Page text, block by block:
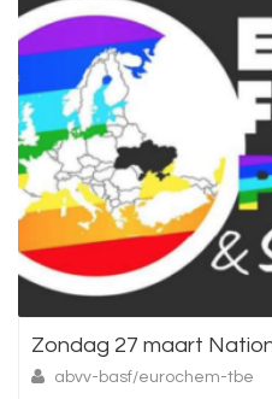
Zondag 27 maart
abvv-basf/eurochem-tbe